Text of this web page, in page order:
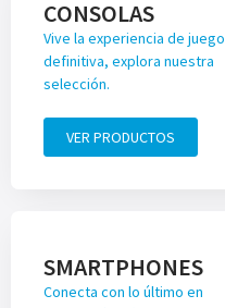
CONSOLAS
Vive la experiencia de juego
definitiva, explora nuestra
selección.
VER PRODUCTOS
SMARTPHONES
Conecta con lo último en